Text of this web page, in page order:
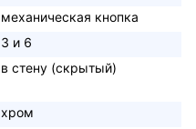
механическая кнопка
3 и 6
в стену (скрытый)
хром